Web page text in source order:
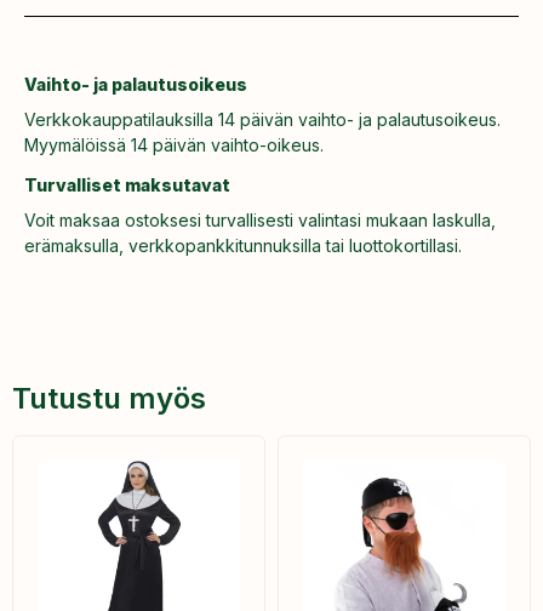
Vaihto- ja palautusoikeus
Verkkokauppatilauksilla 14 päivän vaihto- ja palautusoikeus.
Myymälöissä 14 päivän vaihto-oikeus.
Turvalliset maksutavat
Voit maksaa ostoksesi turvallisesti valintasi mukaan laskulla,
erämaksulla, verkkopankkitunnuksilla tai luottokortillasi.
Tutustu myös